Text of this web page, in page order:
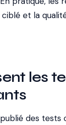
et la
les
des tests